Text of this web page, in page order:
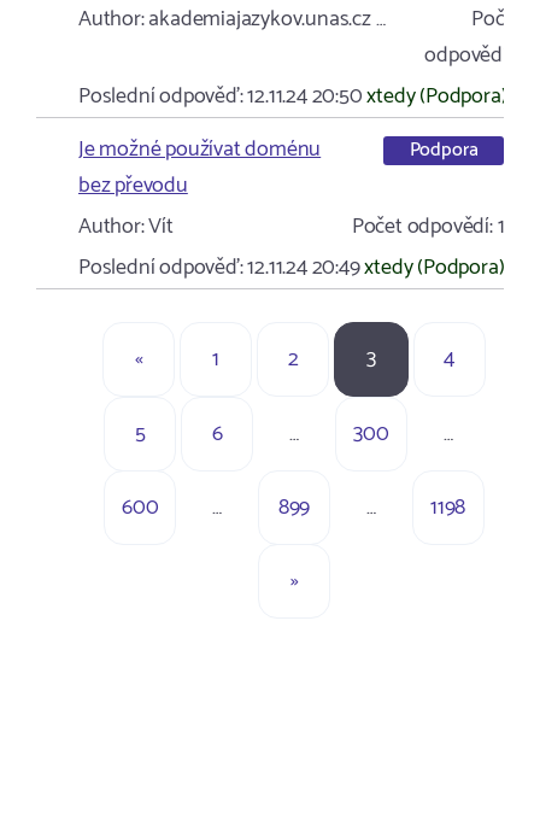
Author:akademiajazykov.unas.cz …
Počet
odpovědí:
Poslední odpověď:12.11.24 20:50xtedy (Podpora)
Je možné používat doménu
bez převodu
Podpora
Author:Vít Počet odpovědí:1
Poslední odpověď:12.11.24 20:49xtedy (Podpora)
« 1 2 3 4
5 6 … 300 …
600 … 899 … 1198
»